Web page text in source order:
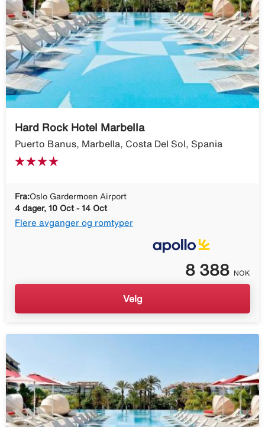
Hard Rock Hotel Marbella
Puerto Banus, Marbella, Costa Del Sol, Spania
Fra:Oslo Gardermoen Airport
4 dager, 10 Oct - 14 Oct
Flere avganger og romtyper
8 388 NOK
Velg